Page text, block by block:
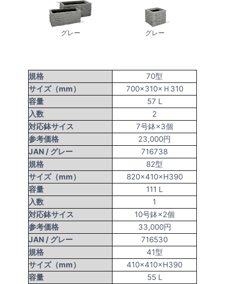
グレー グレー
規格
70型
サイズ（mm）
700×310×Ｈ310
容量
57 L
入数
2
対応鉢サイス
7号鉢×3個
参考価格
23,000円
JAN / グレー
716738
規格
82型
サイズ（mm）
820×410×H390
容量
111 L
入数
1
対応鉢サイス
10号鉢×2個
参考価格
33,000円
JAN / グレー
716530
規格
41型
サイズ（mm）
410×410×H390
容量
55 L